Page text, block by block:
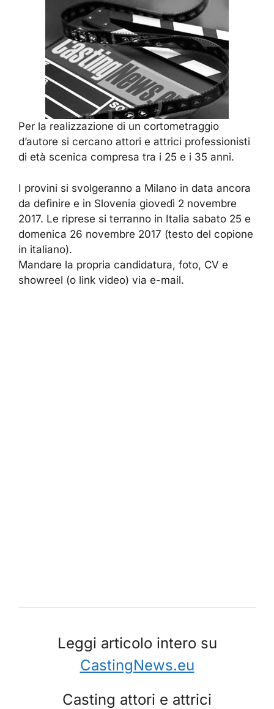
Per la realizzazione di un cortometraggio
d’autore si cercano attori e attrici professionisti
di età scenica compresa tra i 25 e i 35 anni.
I provini si svolgeranno a Milano in data ancora
da definire e in Slovenia giovedì 2 novembre
2017. Le riprese si terranno in Italia sabato 25 e
domenica 26 novembre 2017 (testo del copione
in italiano).
Mandare la propria candidatura, foto, CV e
showreel (o link video) via e-mail.
Leggi articolo intero su
CastingNews.eu
Casting attori e attrici